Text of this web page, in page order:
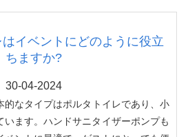
イベントにどのように役立
ちますか?
30-04-2024
的なタイプはポルタトイレであり、小
ます。ハンドサニタイザーポンプも